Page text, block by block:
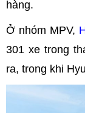
hàng.
Ở nhóm MPV,
301 xe trong
ra, trong khi